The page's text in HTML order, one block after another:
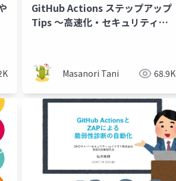
GitHub Actions ステップアップ
Tips 〜高速化・セキュリティ・
Masanori Tani 68.9K